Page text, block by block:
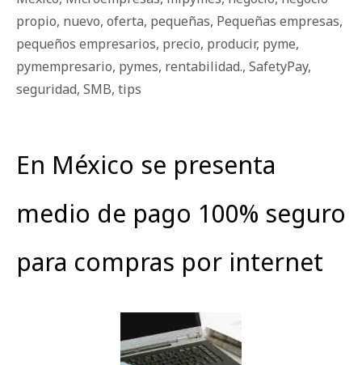
propio, nuevo, oferta, pequeñas, Pequeñas empresas,
pequeños empresarios, precio, producir, pyme,
pymempresario, pymes, rentabilidad., SafetyPay,
seguridad, SMB, tips
En México se presenta
medio de pago 100% seguro
para compras por internet